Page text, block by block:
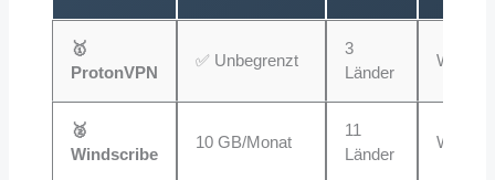
🥇
ProtonVPN
✅ Unbegrenzt
3
Länder
🥈
Windscribe
10 GB/Monat
11
Länder